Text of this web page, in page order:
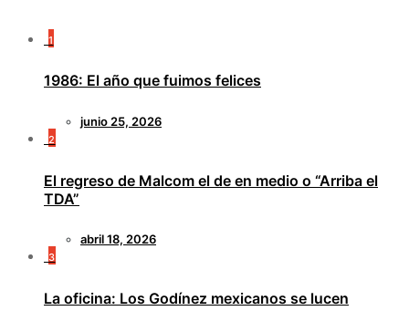
1
1986: El año que fuimos felices
junio 25, 2026
2
El regreso de Malcom el de en medio o “Arriba el
TDA”
abril 18, 2026
3
La oficina: Los Godínez mexicanos se lucen